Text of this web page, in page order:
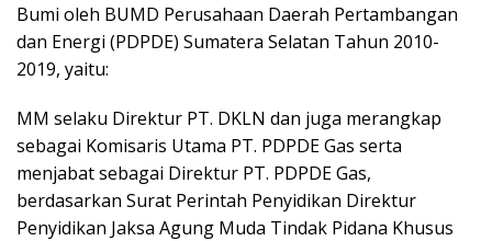
Bumi oleh BUMD Perusahaan Daerah Pertambangan
dan Energi (PDPDE) Sumatera Selatan Tahun 2010-
2019, yaitu:
MM selaku Direktur PT. DKLN dan juga merangkap
sebagai Komisaris Utama PT. PDPDE Gas serta
menjabat sebagai Direktur PT. PDPDE Gas,
berdasarkan Surat Perintah Penyidikan Direktur
Penyidikan Jaksa Agung Muda Tindak Pidana Khusus